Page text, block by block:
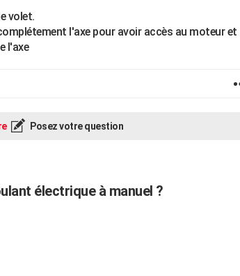
volet.
l'axe pour avoir accès au moteur et
l'axe
Posez votre question
électrique à manuel ?